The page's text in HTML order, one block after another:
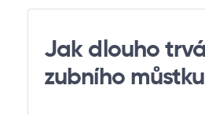
Jak dlouho
zubního